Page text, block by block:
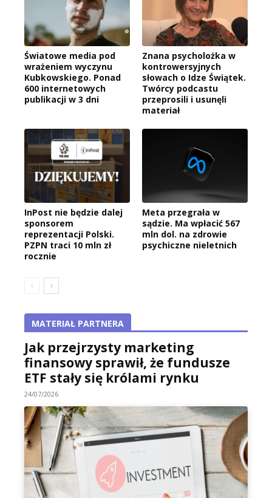
Światowe media pod
wrażeniem wyczynu
Kubkowskiego. Ponad
600 internetowych
publikacji w 3 dni
Znana psycholożka w
kontrowersyjnych
słowach o Idze Świątek.
Twórcy podcastu
przeprosili i usunęli
materiał
InPost nie będzie dalej
sponsorem
reprezentacji Polski.
PZPN traci 10 mln zł
rocznie
Meta przegrała w
sądzie. Ma wpłacić 567
mln dol. na zdrowie
psychiczne nieletnich
MATERIAŁ PARTNERA
Jak przejrzysty marketing
finansowy sprawił, że fundusze
ETF stały się królami rynku
24/07/2026